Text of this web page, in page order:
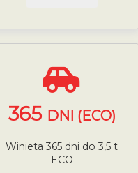
365 DNI (ECO)
Winieta 365 dni do 3,5 t
ECO